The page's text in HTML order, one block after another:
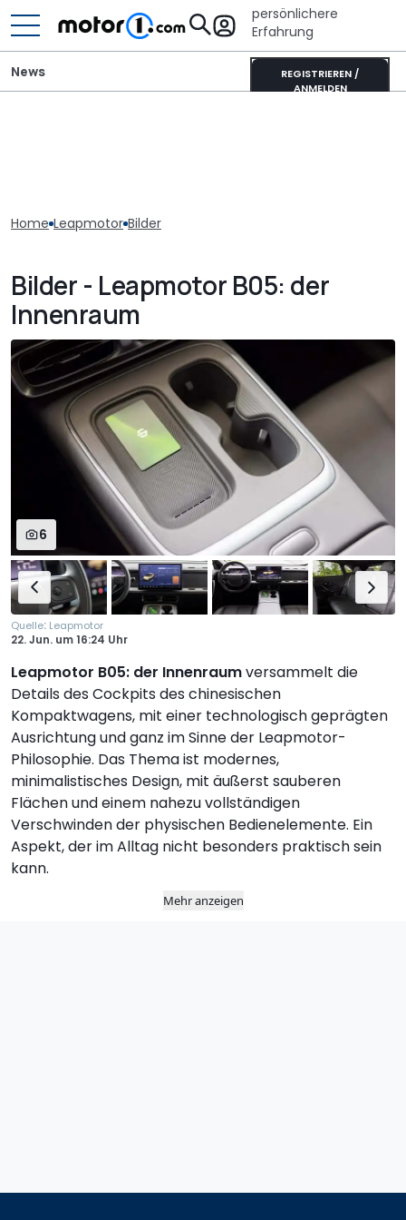
persönlichere
Erfahrung
REGISTRIEREN /
ANMELDEN
News
Home Leapmotor Bilder
Bilder - Leapmotor B05: der
Innenraum
6
Quelle: Leapmotor
22. Jun. um16:24 Uhr
Leapmotor B05: der Innenraumversammelt die
Details des Cockpits des chinesischen
Kompaktwagens, mit einer technologisch geprägten
Ausrichtung und ganz im Sinne der Leapmotor-
Philosophie. Das Thema ist modernes,
minimalistisches Design, mit äußerst sauberen
Flächen und einem nahezu vollständigen
Verschwinden der physischen Bedienelemente. Ein
Aspekt, der im Alltag nicht besonders praktisch sein
kann.
Mehr anzeigen